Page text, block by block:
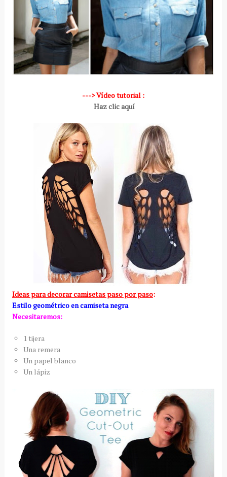
---> Vídeo tutorial :
Haz clic aquí
Ideas para decorar camisetas paso por paso:
Estilo geométrico en camiseta negra
Necesitaremos:
1 tijera
Una remera
Un papel blanco
Un lápiz